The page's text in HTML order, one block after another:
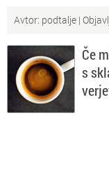
Forum
Preverjanje
Sv Sveže teme na
Avtor: podtalje |
Če
s